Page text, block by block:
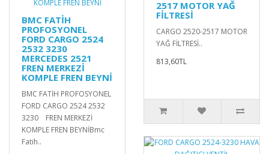
BMC FATİH
PROFOSYONEL
FORD CARGO 2524
2532 3230
MERCEDES 2521
FREN MERKEZİ
KOMPLE FREN BEYNİ
BMC FATİH PROFOSYONEL
FORD CARGO 2524 2532
3230 FREN MERKEZİ
KOMPLE FREN BEYNİBmc
Fatih..
2517 MOTOR YAĞ
FİLTRESİ
CARGO 2520-2517 MOTOR
YAĞ FİLTRESİ..
813,60TL